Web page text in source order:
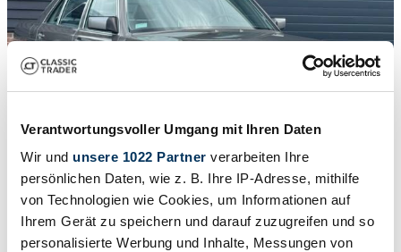
Verantwortungsvoller Umgang mit Ihren Daten
Wir und unsere 1022 Partner verarbeiten Ihre
persönlichen Daten, wie z. B. Ihre IP-Adresse, mithilfe
von Technologien wie Cookies, um Informationen auf
Ihrem Gerät zu speichern und darauf zuzugreifen und so
personalisierte Werbung und Inhalte, Messungen von
/26
1986 | Mercedes-Benz 420 SEL